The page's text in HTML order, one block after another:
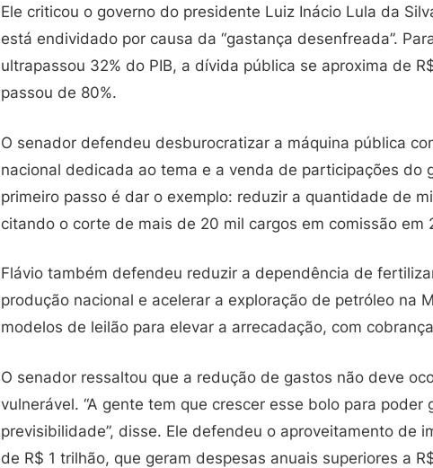
Ele criticou o governo do presidente Luiz Inácio Lula da
está endividado por causa da “gastança desenfreada”.
ultrapassou 32% do PIB, a dívida pública se aproxima de
passou de 80%.
O senador defendeu desburocratizar a máquina pública
nacional dedicada ao tema e a venda de participações do
primeiro passo é dar o exemplo: reduzir a quantidade de
citando o corte de mais de 20 mil cargos em comissão em
Flávio também defendeu reduzir a dependência de
produção nacional e acelerar a exploração de petróleo na
modelos de leilão para elevar a arrecadação, com
O senador ressaltou que a redução de gastos não deve
vulnerável. “A gente tem que crescer esse bolo para poder
previsibilidade”, disse. Ele defendeu o aproveitamento de
de R$ 1 trilhão, que geram despesas anuais superiores a